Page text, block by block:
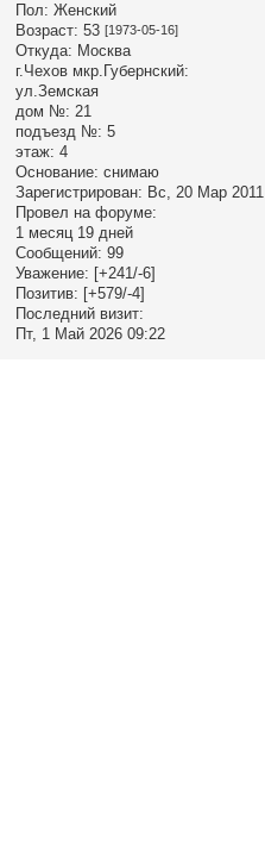
Пол: Женский
Возраст: 53 [1973-05-16]
Откуда: Москва
г.Чехов мкр.Губернский:
ул.Земская
дом №: 21
подъезд №: 5
этаж: 4
Основание: снимаю
Зарегистрирован: Вс, 20 Мар 2011
Провел на форуме:
1 месяц 19 дней
Сообщений: 99
Уважение: [+241/-6]
Позитив: [+579/-4]
Последний визит:
Пт, 1 Май 2026 09:22